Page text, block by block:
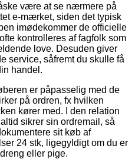
være at se nærmere på
e-mærket, siden det typisk
imødekommer de officielle
kontrolleres af fagfolk som
love. Desuden giver
service, såfremt du skulle få
handel.
er påpasselig med de
på ordren, fx hvilken
kører med. I den relation
sikrer sin ordremail, så
sit køb af
24 stk, ligegyldigt om du er
eller pige.